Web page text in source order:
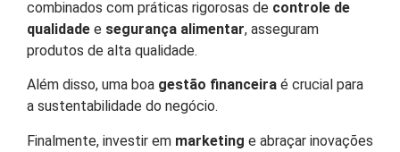
combinados com práticas rigorosas de controle de
qualidade e segurança alimentar, asseguram
produtos de alta qualidade.
Além disso, uma boa gestão financeira é crucial para
a sustentabilidade do negócio.
Finalmente, investir em marketing e abraçar inovações